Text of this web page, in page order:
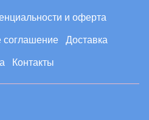
и оферта
соглашение Доставка
Контакты